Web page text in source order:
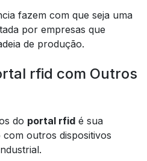
fazem com que seja uma
por empresas que
de produção.
rfid com Outros
do portal rfid é sua
outros dispositivos